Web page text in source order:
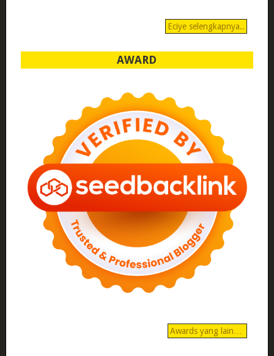
Eciye selengkapnya..
AWARD
Awards yang lain…